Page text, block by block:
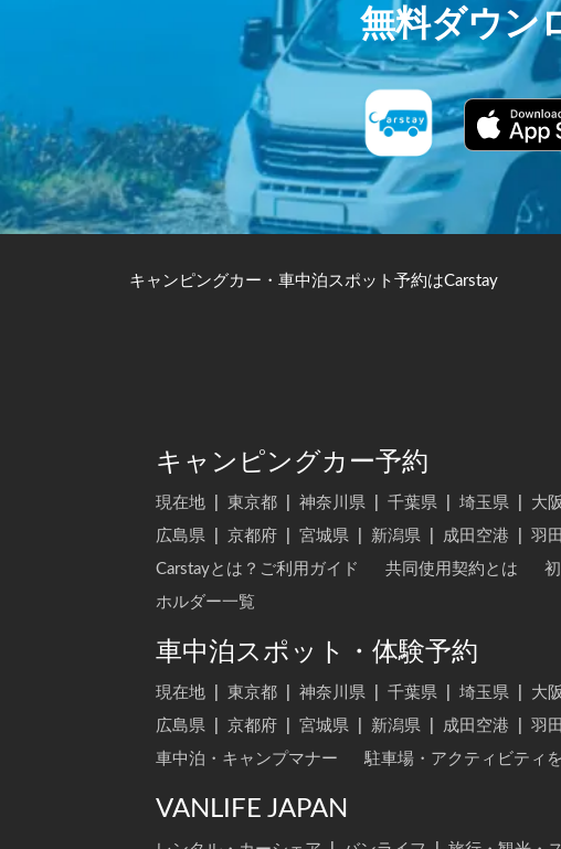
無料ダウン
キャンピングカー・車中泊スポット予約はCarstay
キャンピングカー予約
現在地 東京都 神奈川県 千葉県 埼玉県 大
広島県
京都府 宮城県 新潟県 成田空港 羽
Carstayとは？ご利用ガイド
共同使用契約とは
ホルダー一覧
車中泊スポット・体験予約
現在地 東京都 神奈川県 千葉県 埼玉県 大
広島県
京都府 宮城県 新潟県 成田空港
羽
車中泊・キャンプマナー
駐車場・アクティビティ
VANLIFE JAPAN